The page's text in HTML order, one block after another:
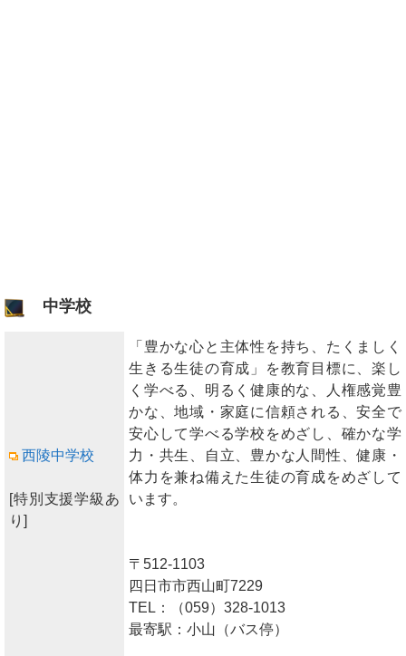
中学校
西陵中学校
[特別支援学級あ
り]
「豊かな心と主体性を持ち、たくましく
生きる生徒の育成」を教育目標に、楽し
く学べる、明るく健康的な、人権感覚豊
かな、地域・家庭に信頼される、安全で
安心して学べる学校をめざし、確かな学
力・共生、自立、豊かな人間性、健康・
体力を兼ね備えた生徒の育成をめざして
います。
〒512-1103
四日市市西山町7229
TEL：（059）328-1013
最寄駅：小山（バス停）